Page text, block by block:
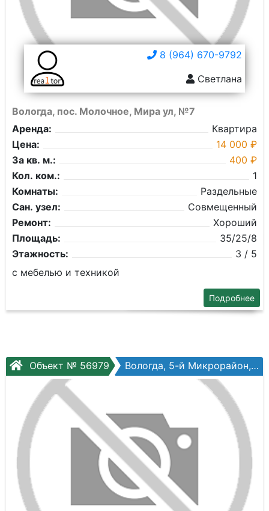
8 (964) 670-9792
Светлана
Вологда, пос. Молочное, Мира ул, №7
Аренда:
Квартира
Цена:
14 000 ₽
За кв. м.:
400 ₽
Кол. ком.:
1
Комнаты:
Раздельные
Сан. узел:
Совмещенный
Ремонт:
Хороший
Площадь:
35/25/8
Этажность:
3 / 5
с мебелью и техникой
Подробнее
Объект № 56979 Вологда, 5-й Микрорайон, Маршала Конева ул, №26